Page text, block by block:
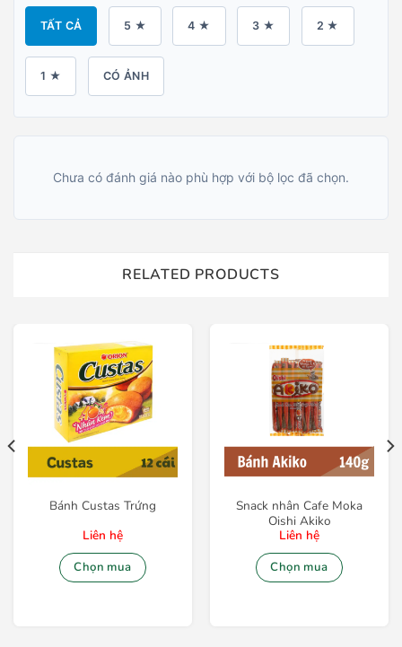
TẤT CẢ 5 ★ 4 ★ 3 ★ 2 ★
1 ★ CÓ ẢNH
Chưa có đánh giá nào phù hợp với bộ lọc đã chọn.
RELATED PRODUCTS
Bánh Custas Trứng
Liên hệ
Chọn mua
Snack nhân Cafe Moka
Oishi Akiko
Liên hệ
Chọn mua